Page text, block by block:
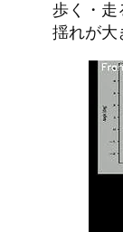
歩く・走
揺れが大